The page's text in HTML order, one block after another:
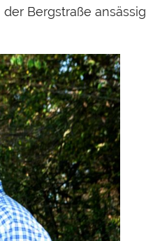
Bergstraße ansässig